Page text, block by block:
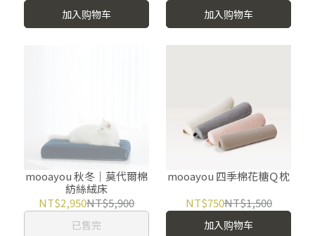
加入购物车 加入购物车
mooayou 秋冬｜莫代爾棉
紡絲絨床
NT$2,950NT$5,900
已售完
mooayou 四季棉花糖Ｑ枕
NT$750NT$1,500
加入购物车